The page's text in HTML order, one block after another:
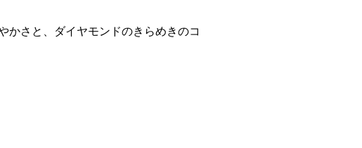
かさと、ダイヤモンドのきらめきのコ